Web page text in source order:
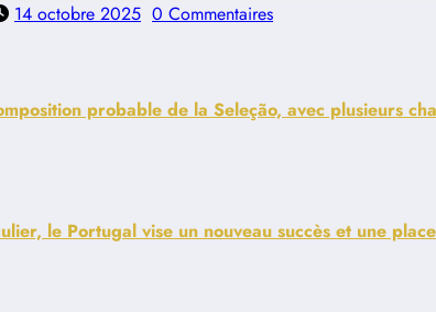
14 octobre 2025 0 Commentaires
probable de la Seleção, avec plusieurs
le Portugal vise un nouveau succès et une